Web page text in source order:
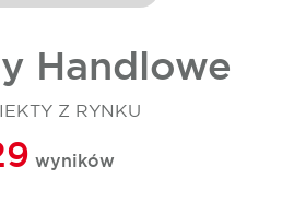
Handlowe
Z RYNKU
wyników